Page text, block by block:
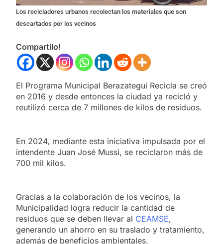
Los recicladores urbanos recolectan los materiales que son
descartados por los vecinos
Compartilo!
El Programa Municipal Berazategui Recicla se creó
en 2016 y desde entonces la ciudad ya recicló y
reutilizó cerca de 7 millones de kilos de residuos.
En 2024, mediante esta iniciativa impulsada por el
intendente Juan José Mussi, se reciclaron más de
700 mil kilos.
Gracias a la colaboración de los vecinos, la
Municipalidad logra reducir la cantidad de
residuos que se deben llevar al CEAMSE,
generando un ahorro en su traslado y tratamiento,
además de beneficios ambientales.